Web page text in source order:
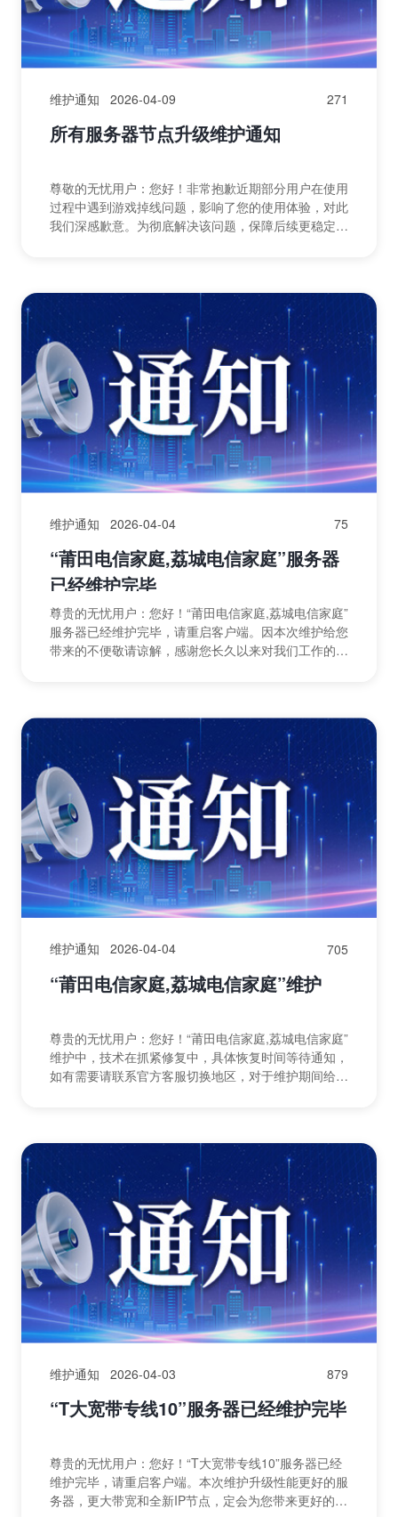
维护通知 2026-04-09 271
所有服务器节点升级维护通知
尊敬的无忧用户：您好！非常抱歉近期部分用户在使用
过程中遇到游戏掉线问题，影响了您的使用体验，对此
我们深感歉意。为彻底解决该问题，保障后续更稳定的
维护通知 2026-04-04 75
“莆田电信家庭,荔城电信家庭”服务器
已经维护完毕
尊贵的无忧用户：您好！“莆田电信家庭,荔城电信家庭”
服务器已经维护完毕，请重启客户端。因本次维护给您
带来的不便敬请谅解，感谢您长久以来对我们工作的理
维护通知 2026-04-04 705
“莆田电信家庭,荔城电信家庭”维护
尊贵的无忧用户：您好！“莆田电信家庭,荔城电信家庭”
维护中，技术在抓紧修复中，具体恢复时间等待通知，
如有需要请联系官方客服切换地区，对于维护期间给您
维护通知 2026-04-03 879
“T大宽带专线10”服务器已经维护完毕
尊贵的无忧用户：您好！“T大宽带专线10”服务器已经
维护完毕，请重启客户端。本次维护升级性能更好的服
务器，更大带宽和全新IP节点，定会为您带来更好的体